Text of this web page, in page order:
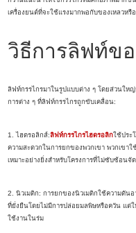
เครื่องยนต์ที่จะใช้แรงมากพอกับของเหลวห
วิธีการลิฟท์ขอ
ลิฟท์กรรไกรมาในรูปแบบต่าง ๆ โดยส่วนให
การต่าง ๆ ที่ลิฟท์กรรไกรถูกขับเคลื่อน:
1. ไฮดรอลิกส์:ลิฟท์กรรไกรไฮดรอลิกใช้ประ
ความสะดวกในการยกของพวกเขา พวกเขา
เหมาะอย่างยิ่งสำหรับโครงการที่ไม่ซับซ้อนจั
2. นิวเมติก: การยกของนิวเมติกใช้ความดัน
ที่ยั่งยืนโดยไม่มีการปล่อยมลพิษหรือควัน แต่ใ
ใช้งานในร่ม